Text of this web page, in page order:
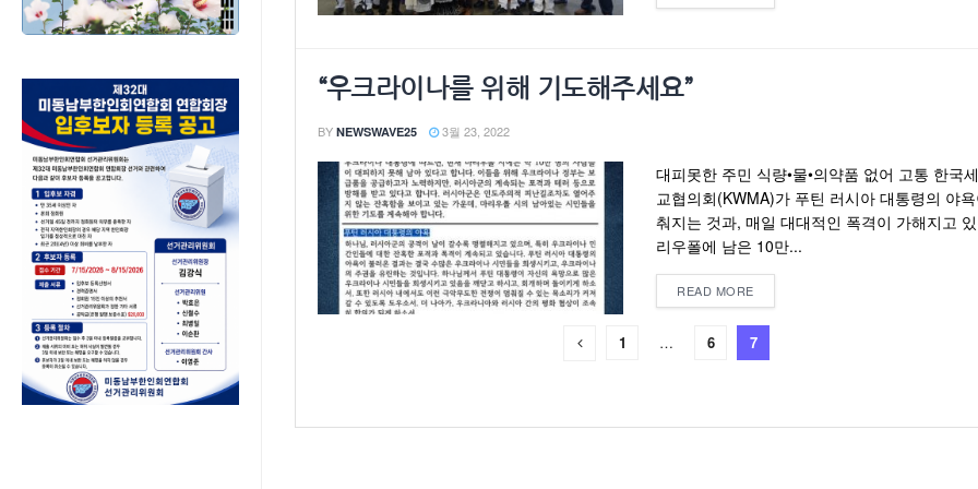
“우크라이나를 위해 기도해주세요”
BY NEWSWAVE25 3월 23, 2022
대피못한 주민 식량•물•의약품 없어 고통 한국
교협의회(KWMA)가 푸틴 러시아 대통령의 야
춰지는 것과, 매일 대대적인 폭격이 가해지고
리우폴에 남은 10만...
READ MORE
1 … 6 7